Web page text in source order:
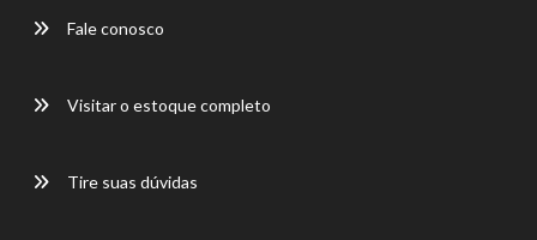
Fale conosco
Visitar o estoque completo
Tire suas dúvidas